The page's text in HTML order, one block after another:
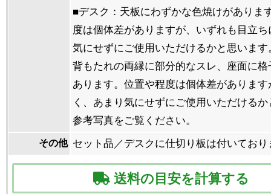
■デスク：天板にわずかな色焼けがありま
度は個体差がありますが、いずれも目立
気にせずにご使用いただけるかと思いま
背もたれの両縁に部分的なスレ、座面に
あります。位置や程度は個体差がありま
く、あまり気にせずにご使用いただける
参考写真をご覧ください。
その他 セット品／デスクに仕切り板は付いており
送料の目安を計算する